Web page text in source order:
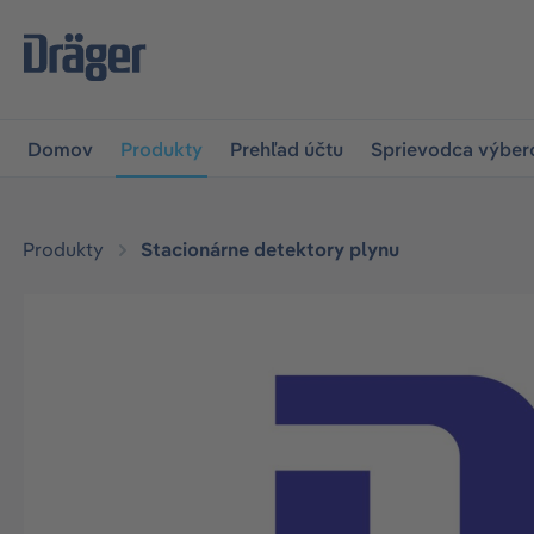
na hlavnú navigáciu
Domov Produkty Prehľad účtu Sprievodca
Produkty Stacionárne detektory plynu